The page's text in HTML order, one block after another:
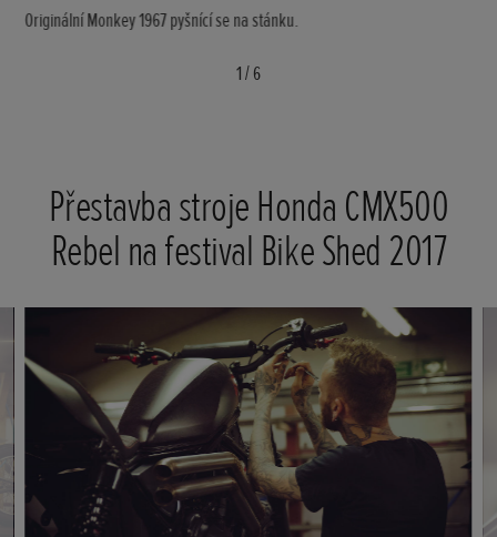
Originální Monkey 1967 pyšnící se na stánku.
1/6
Přestavba stroje Honda CMX500
Rebel na festival Bike Shed 2017